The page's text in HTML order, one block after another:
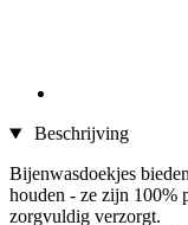
Beschrijving
Bijenwasdoekjes
houden - ze zijn 100%
zorgvuldig verzorgt.